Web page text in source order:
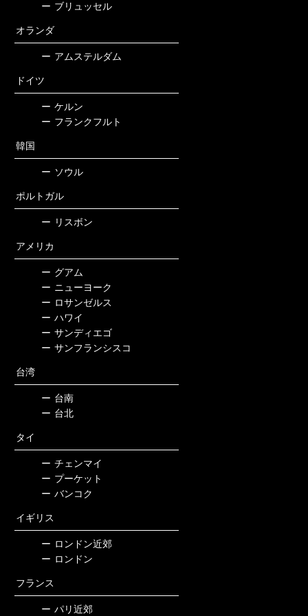
ー ブリュッセル
オランダ
ー アムステルダム
ドイツ
ー ケルン
ー フランクフルト
韓国
ー ソウル
ポルトガル
ー リスボン
アメリカ
ー グアム
ー ニューヨーク
ー ロサンゼルス
ー ハワイ
ー サンディエゴ
ー サンフランシスコ
台湾
ー 台南
ー 台北
タイ
ー チェンマイ
ー プーケット
ー バンコク
イギリス
ー ロンドン近郊
ー ロンドン
フランス
ー パリ近郊